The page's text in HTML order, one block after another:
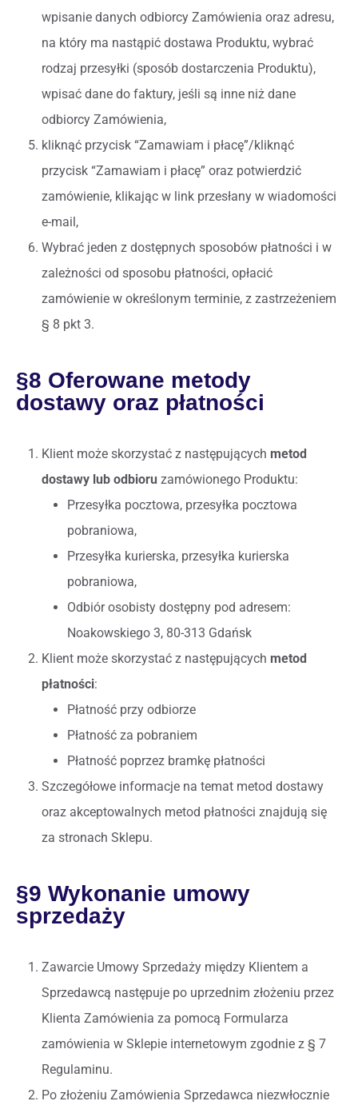
wpisanie danych odbiorcy Zamówienia oraz adresu,
na który ma nastąpić dostawa Produktu, wybrać
rodzaj przesyłki (sposób dostarczenia Produktu),
wpisać dane do faktury, jeśli są inne niż dane
odbiorcy Zamówienia,
kliknąć przycisk “Zamawiam i płacę”/kliknąć
przycisk “Zamawiam i płacę” oraz potwierdzić
zamówienie, klikając w link przesłany w wiadomości
e-mail,
Wybrać jeden z dostępnych sposobów płatności i w
zależności od sposobu płatności, opłacić
zamówienie w określonym terminie, z zastrzeżeniem
§ 8 pkt 3.
§8 Oferowane metody
dostawy oraz płatności
Klient może skorzystać z następujących metod
dostawy lub odbioru zamówionego Produktu:
Przesyłka pocztowa, przesyłka pocztowa
pobraniowa,
Przesyłka kurierska, przesyłka kurierska
pobraniowa,
Odbiór osobisty dostępny pod adresem:
Noakowskiego 3, 80-313 Gdańsk
Klient może skorzystać z następujących metod
płatności:
Płatność przy odbiorze
Płatność za pobraniem
Płatność poprzez bramkę płatności
Szczegółowe informacje na temat metod dostawy
oraz akceptowalnych metod płatności znajdują się
za stronach Sklepu.
§9 Wykonanie umowy
sprzedaży
Zawarcie Umowy Sprzedaży między Klientem a
Sprzedawcą następuje po uprzednim złożeniu przez
Klienta Zamówienia za pomocą Formularza
zamówienia w Sklepie internetowym zgodnie z § 7
Regulaminu.
Po złożeniu Zamówienia Sprzedawca niezwłocznie